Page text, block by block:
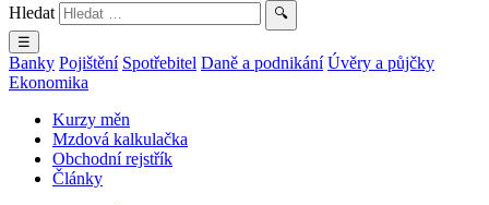
Hledat
🔍
☰
Banky Pojištění Spotřebitel Daně a podnikání Úvěry a půjčky
Ekonomika
Kurzy měn
Mzdová kalkulačka
Obchodní rejstřík
Články